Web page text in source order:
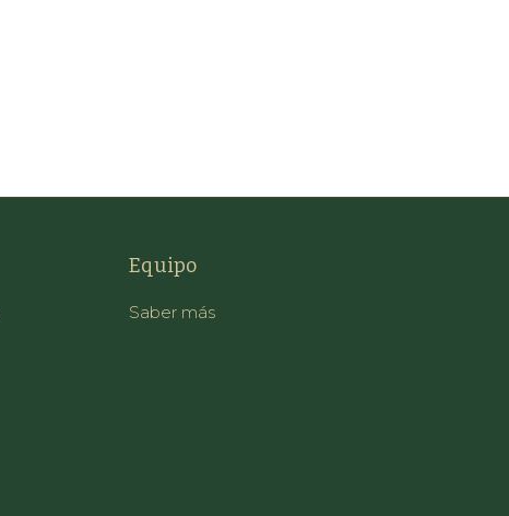
Equipo
Saber más